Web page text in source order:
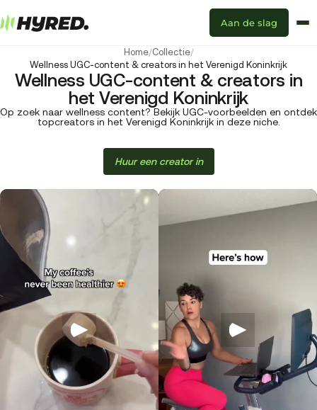
Aan de slag
Home/Collectie/
Wellness UGC-content & creators in het Verenigd Koninkrijk
Wellness UGC-content & creators in
het Verenigd Koninkrijk
Op zoek naar wellness content? Bekijk UGC-voorbeelden en ontdek
topcreators in het Verenigd Koninkrijk in deze niche.
Huur een creator in